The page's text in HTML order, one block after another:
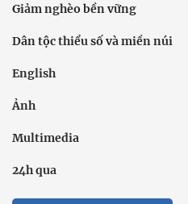
Giảm nghèo bền vững
Dân tộc thiểu số và miền núi
English
Ảnh
Multimedia
24h qua